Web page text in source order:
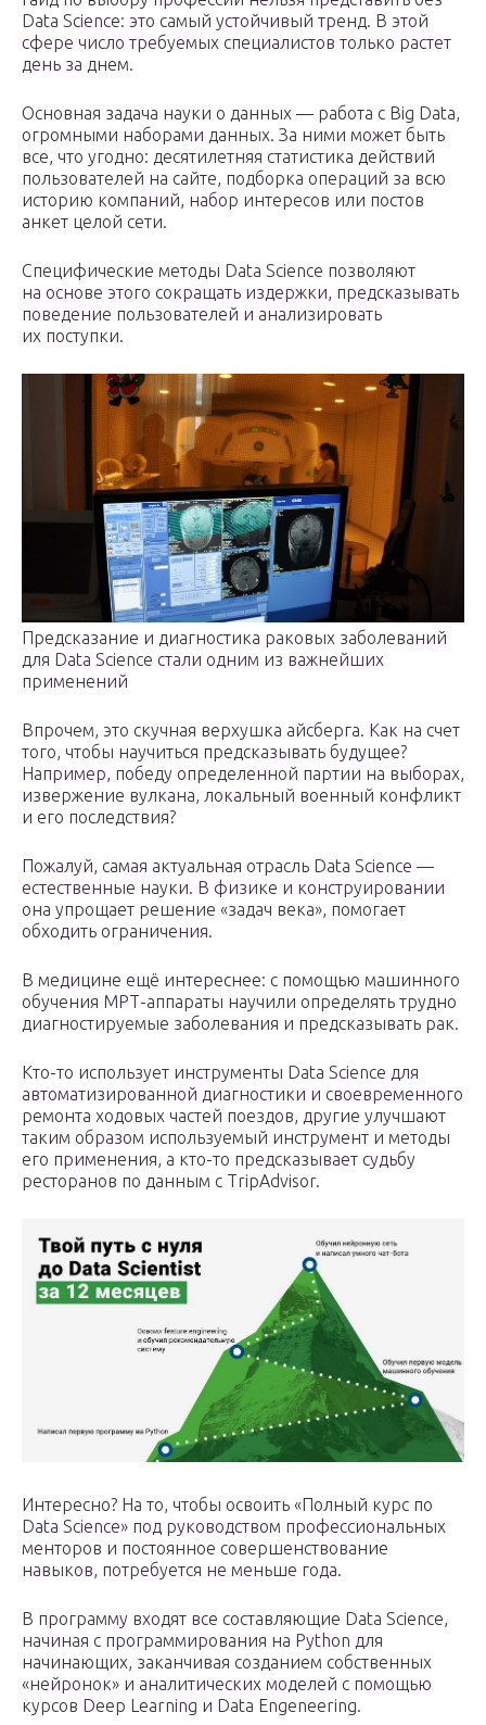
Data Science: это самый устойчивый тренд. В этой
сфере число требуемых специалистов только растет
день за днем.
Основная задача науки о данных — работа с Big Data,
огромными наборами данных. За ними может быть
все, что угодно: десятилетняя статистика действий
пользователей на сайте, подборка операций за всю
историю компаний, набор интересов или постов
анкет целой сети.
Специфические методы Data Science позволяют
на основе этого сокращать издержки, предсказывать
поведение пользователей и анализировать
их поступки.
Предсказание и диагностика раковых заболеваний
для Data Science стали одним из важнейших
применений
Впрочем, это скучная верхушка айсберга. Как на счет
того, чтобы научиться предсказывать будущее?
Например, победу определенной партии на выборах,
извержение вулкана, локальный военный конфликт
и его последствия?
Пожалуй, самая актуальная отрасль Data Science —
естественные науки. В физике и конструировании
она упрощает решение «задач века», помогает
обходить ограничения.
В медицине ещё интереснее: с помощью машинного
обучения МРТ-аппараты научили определять трудно
диагностируемые заболевания и предсказывать рак.
Кто-то использует инструменты Data Science для
автоматизированной диагностики и своевременного
ремонта ходовых частей поездов, другие улучшают
таким образом используемый инструмент и методы
его применения, а кто-то предсказывает судьбу
ресторанов по данным с TripAdvisor.
Интересно? На то, чтобы освоить «Полный курс по
Data Science» под руководством профессиональных
менторов и постоянное совершенствование
навыков, потребуется не меньше года.
В программу входят все составляющие Data Science,
начиная с программирования на Python для
начинающих, заканчивая созданием собственных
«нейронок» и аналитических моделей с помощью
курсов Deep Learning и Data Engeneering.